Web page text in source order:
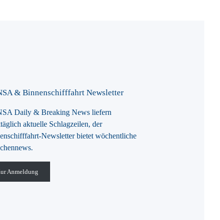
& Binnenschifffahrt Newsletter
Daily & Breaking News liefern
aktuelle Schlagzeilen, der
Newsletter bietet wöchentliche
Anmeldung